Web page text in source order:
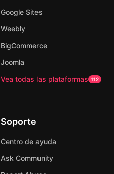
Google Sites
Weebly
BigCommerce
Joomla
Vea todas las plataformas 112
Soporte
Centro de ayuda
Ask Community